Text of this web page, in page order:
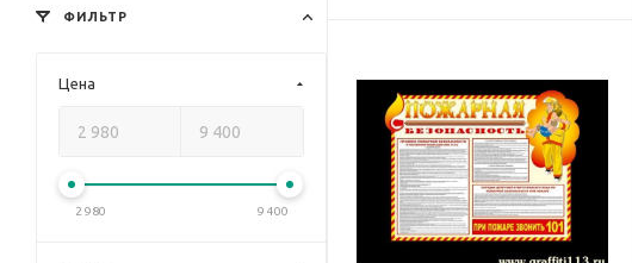
ФИЛЬТР
Цена
2 980 9 400